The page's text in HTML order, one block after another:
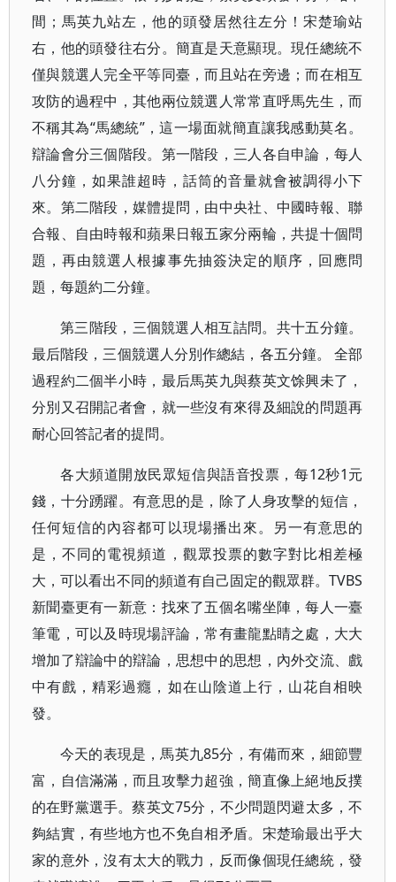
間；馬英九站左，他的頭發居然往左分！宋楚瑜站
右，他的頭發往右分。簡直是天意顯現。現任總統不
僅與競選人完全平等同臺，而且站在旁邊；而在相互
攻防的過程中，其他兩位競選人常常直呼馬先生，而
不稱其為“馬總統”，這一場面就簡直讓我感動莫名。
辯論會分三個階段。第一階段，三人各自申論，每人
八分鐘，如果誰超時，話筒的音量就會被調得小下
來。第二階段，媒體提問，由中央社、中國時報、聯
合報、自由時報和蘋果日報五家分兩輪，共提十個問
題，再由競選人根據事先抽簽決定的順序，回應問
題，每題約二分鐘。
第三階段，三個競選人相互詰問。共十五分鐘。
最后階段，三個競選人分別作總結，各五分鐘。 全部
過程約二個半小時，最后馬英九與蔡英文馀興未了，
分別又召開記者會，就一些沒有來得及細說的問題再
耐心回答記者的提問。
各大頻道開放民眾短信與語音投票，每12秒1元
錢，十分踴躍。有意思的是，除了人身攻擊的短信，
任何短信的內容都可以現場播出來。另一有意思的
是，不同的電視頻道，觀眾投票的數字對比相差極
大，可以看出不同的頻道有自己固定的觀眾群。TVBS
新聞臺更有一新意：找來了五個名嘴坐陣，每人一臺
筆電，可以及時現場評論，常有畫龍點睛之處，大大
增加了辯論中的辯論，思想中的思想，內外交流、戲
中有戲，精彩過癮，如在山陰道上行，山花自相映
發。
今天的表現是，馬英九85分，有備而來，細節豐
富，自信滿滿，而且攻擊力超強，簡直像上絕地反撲
的在野黨選手。蔡英文75分，不少問題閃避太多，不
夠結實，有些地方也不免自相矛盾。宋楚瑜最出乎大
家的意外，沒有太大的戰力，反而像個現任總統，發